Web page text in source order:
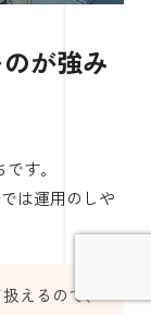
が強み
す。
は運用のしや
えるので、